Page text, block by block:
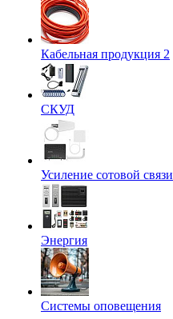
Кабельная продукция 2
СКУД
Усиление сотовой связи
Энергия
Системы оповещения